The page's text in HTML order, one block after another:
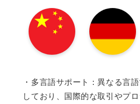
・多言語サポート：異なる言
しており、国際的な取引やプ